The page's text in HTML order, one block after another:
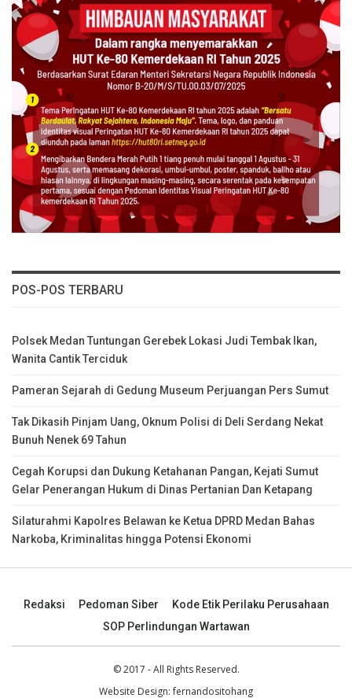
POS-POS TERBARU
Polsek Medan Tuntungan Gerebek Lokasi Judi Tembak Ikan,
Wanita Cantik Terciduk
Pameran Sejarah di Gedung Museum Perjuangan Pers Sumut
Tak Dikasih Pinjam Uang, Oknum Polisi di Deli Serdang Nekat
Bunuh Nenek 69 Tahun
Cegah Korupsi dan Dukung Ketahanan Pangan, Kejati Sumut
Gelar Penerangan Hukum di Dinas Pertanian Dan Ketapang
Silaturahmi Kapolres Belawan ke Ketua DPRD Medan Bahas
Narkoba, Kriminalitas hingga Potensi Ekonomi
Redaksi Pedoman Siber
Kode Etik Perilaku Perusahaan
SOP Perlindungan Wartawan
© 2017 - All Rights Reserved.
Website Design:fernandositohang